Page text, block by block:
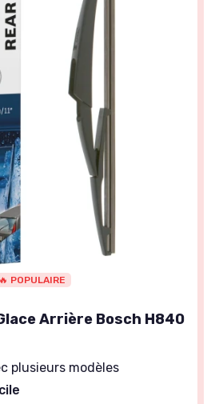
🔥 POPULAIRE
Arrière Bosch H840
plusieurs modèles